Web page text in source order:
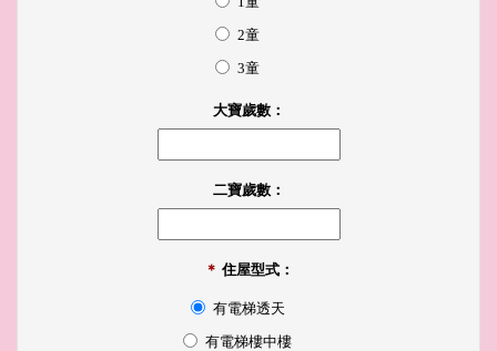
2童
3童
大寶歲數：
二寶歲數：
＊ 住屋型式：
有電梯透天
有電梯樓中樓